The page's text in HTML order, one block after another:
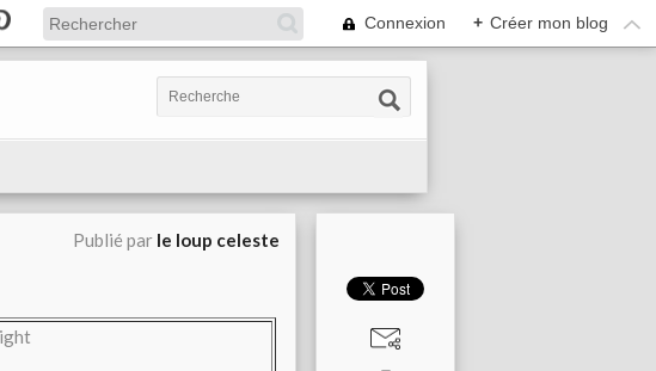
Connexion + Créer mon blog
Publié par le loup celeste